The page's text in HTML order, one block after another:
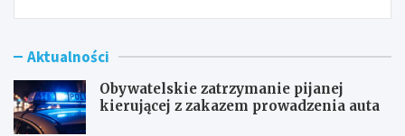
Aktualności
Obywatelskie zatrzymanie pijanej
kierującej z zakazem prowadzenia auta